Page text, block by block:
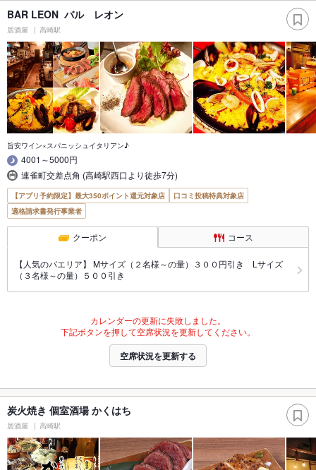
BAR LEON バル レオン
居酒屋 高崎駅
旨安ワイン×スパニッシュイタリアン♪
4001～5000円
連雀町交差点角 (高崎駅西口より徒歩7分)
【アプリ予約限定】最大350ポイント還元対象店
口コミ投稿特典対象店
適格請求書発行事業者
クーポン コース
【人気のパエリア】 Mサイズ（２名様～の量）３００円引き Lサイズ
（３名様～の量）５００引き
カレンダーの更新に失敗しました。
下記ボタンを押して空席状況を更新してください。
空席状況を更新する
炭火焼き 個室酒場 かくはち
居酒屋 高崎駅